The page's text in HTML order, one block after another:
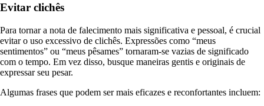
Evitar clichês
Para tornar a nota de falecimento mais significativa e pessoal, é crucial
evitar o uso excessivo de clichês. Expressões como “meus
sentimentos” ou “meus pêsames” tornaram-se vazias de significado
com o tempo. Em vez disso, busque maneiras gentis e originais de
expressar seu pesar.
Algumas frases que podem ser mais eficazes e reconfortantes incluem: